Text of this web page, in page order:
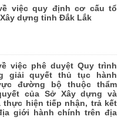
việc quy định cơ cấu tổ
dựng tỉnh Đắk Lắk
việc phê duyệt Quy trình
giải quyết thủ tục hành
đường bộ thuộc thẩm
của Sở Xây dựng và
thực hiện tiếp nhận, trả kết
giới hành chính trên địa